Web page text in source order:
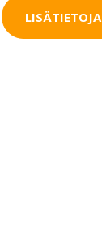
LISÄTIETOJA